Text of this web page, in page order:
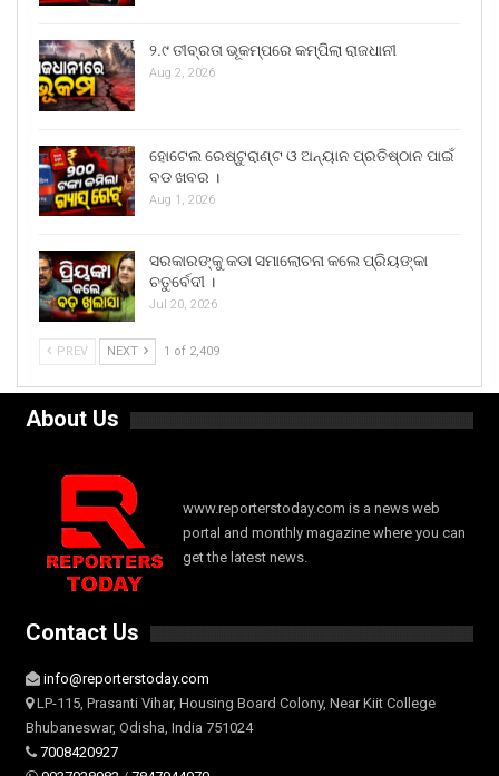
୨.୯ ତୀବ୍ରତା ଭୂକମ୍ପରେ କମ୍ପିଲା ରାଜଧାନୀ
Aug 2, 2026
ହୋଟେଲ ରେଷ୍ଟୁରାଣ୍ଟ ଓ ଅନ୍ୟାନ ପ୍ରତିଷ୍ଠାନ ପାଇଁ
ବଡ ଖବର ।
Aug 1, 2026
ସରକାରଙ୍କୁ କଡା ସମାଲୋଚନା କଲେ ପ୍ରିୟଙ୍କା
ଚତୁର୍ବେଦୀ ।
Jul 20, 2026
PREV NEXT 1 of 2,409
About Us
www.reporterstoday.com is a news web
portal and monthly magazine where you can
get the latest news.
Contact Us
info@reporterstoday.com
LP-115, Prasanti Vihar, Housing Board Colony, Near Kiit College
Bhubaneswar, Odisha, India 751024
7008420927